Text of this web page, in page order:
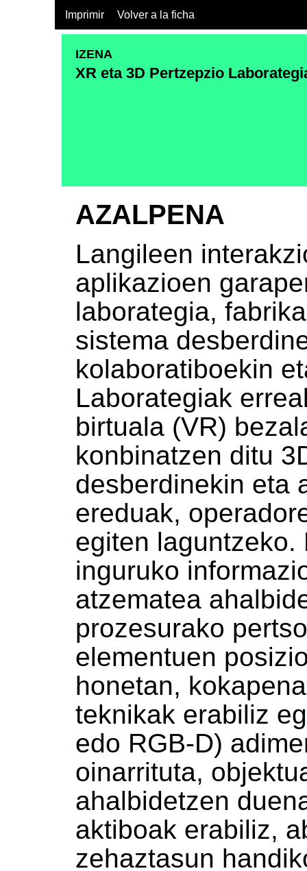
Imprimir Volver a la ficha
IZENA
XR eta 3D Pertzepzio
AZALPENA
Langileen
aplikazioen
laborategia,
sistema
kolaboratiboekin
Laborategiak
birtuala (VR)
konbinatzen ditu
desberdinekin eta
ereduak,
egiten laguntzeko.
inguruko
atzematea
prozesurako
elementuen
honetan,
teknikak erabiliz
edo RGB-D)
oinarrituta,
ahalbidetzen
aktiboak erabiliz,
zehaztasun